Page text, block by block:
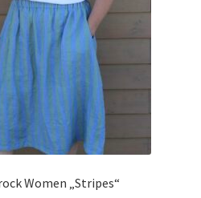
der
Produktseite
gewählt
werden
Women „Stripes“